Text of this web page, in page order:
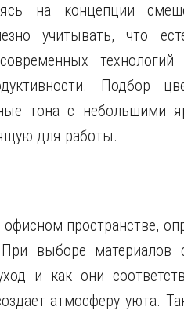
на концепции
учитывать, что
Подбор
тона с небольшими
для работы.
пространстве,
выборе материалов
и как они
атмосферу уюта.